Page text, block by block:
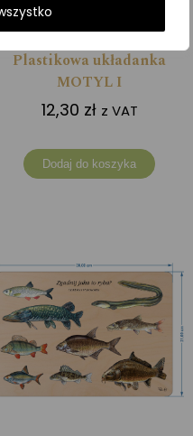
Plastikowa układanka
MOTYL I
12,30 zł z VAT
Dodaj do koszyka